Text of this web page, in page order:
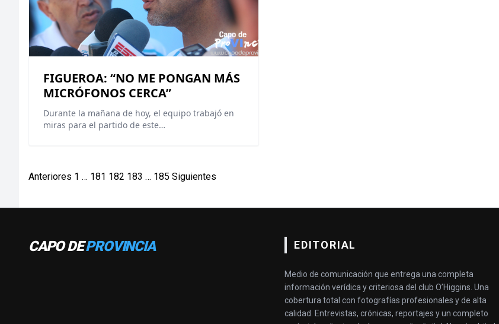
FIGUEROA: “NO ME PONGAN MÁS
MICRÓFONOS CERCA”
Durante la mañana de hoy, el equipo trabajó en
miras para el partido de este…
Paginación
Anteriores 1 … 181 182 183 … 185 Siguientes
CAPO DEPROVINCIA EDITORIAL
Medio de comunicación que entrega una completa
información verídica y criteriosa del club O’Higgins. Una
cobertura total con fotografías profesionales y de alta
calidad. Entrevistas, crónicas, reportajes y un completo